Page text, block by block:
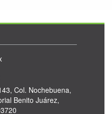
Col. Nochebuena,
Benito Juárez,